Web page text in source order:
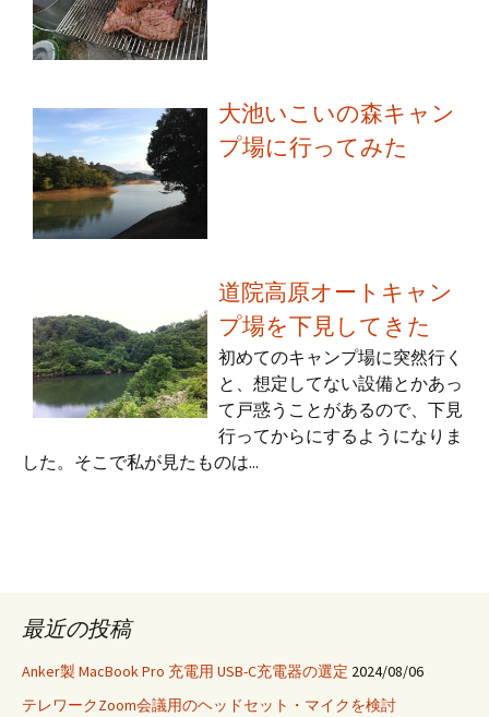
大池いこいの森キャン
プ場に行ってみた
道院高原オートキャン
プ場を下見してきた
初めてのキャンプ場に突然行く
と、想定してない設備とかあっ
て戸惑うことがあるので、下見
行ってからにするようになりま
した。そこで私が見たものは...
最近の投稿
Anker製 MacBook Pro 充電用 USB-C充電器の選定 2024/08/06
テレワークZoom会議用のヘッドセット・マイクを検討